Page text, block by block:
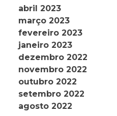
abril 2023
março 2023
fevereiro 2023
janeiro 2023
dezembro 2022
novembro 2022
outubro 2022
setembro 2022
agosto 2022